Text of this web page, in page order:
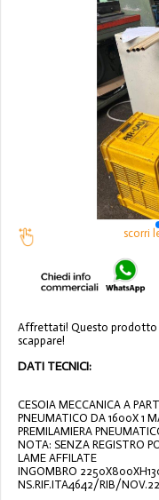
scorri
Affrettati! Questo prodotto
scappare!
DATI TECNICI:
CESOIA MECCANICA A
PNEUMATICO DA 1600X 1
PREMILAMIERA
NOTA: SENZA REGISTRO
LAME AFFILATE
INGOMBRO
NS.RIF.ITA4642/RIB/NOV.22